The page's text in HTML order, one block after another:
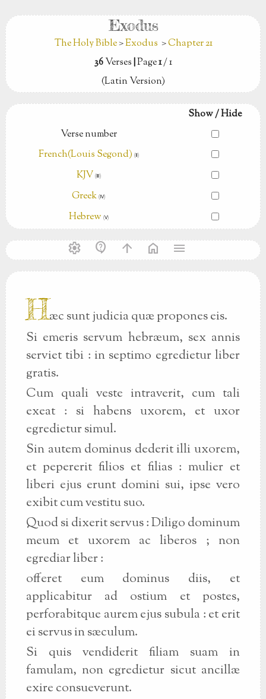
Exodus
The Holy Bible>Exodus >Chapter 21
36Verses|Page1/ 1
(Latin Version)
Show / Hide
Verse number
French(Louis Segond) (Ⅱ)
KJV (Ⅲ)
Greek (Ⅳ)
Hebrew (Ⅴ)
settings contact_support arrow_upward home menu
Hæc sunt judicia quæ propones eis.
Si emeris servum hebræum, sex annis
serviet tibi : in septimo egredietur liber
gratis.
Cum quali veste intraverit, cum tali
exeat : si habens uxorem, et uxor
egredietur simul.
Sin autem dominus dederit illi uxorem,
et pepererit filios et filias : mulier et
liberi ejus erunt domini sui, ipse vero
exibit cum vestitu suo.
Quod si dixerit servus : Diligo dominum
meum et uxorem ac liberos ; non
egrediar liber :
offeret eum dominus diis, et
applicabitur ad ostium et postes,
perforabitque aurem ejus subula : et erit
ei servus in sæculum.
Si quis vendiderit filiam suam in
famulam, non egredietur sicut ancillæ
exire consueverunt.